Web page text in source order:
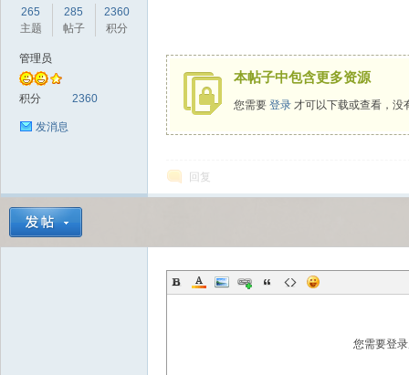
265
主题
285
帖子
2360
积分
管理员
积分 2360
发消息
本帖子中包含更多资源
您需要 登录 才可以下载或查看，没
回复
您需要登